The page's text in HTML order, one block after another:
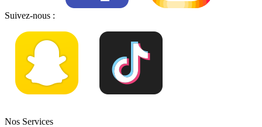
Suivez-nous :
Nos Services